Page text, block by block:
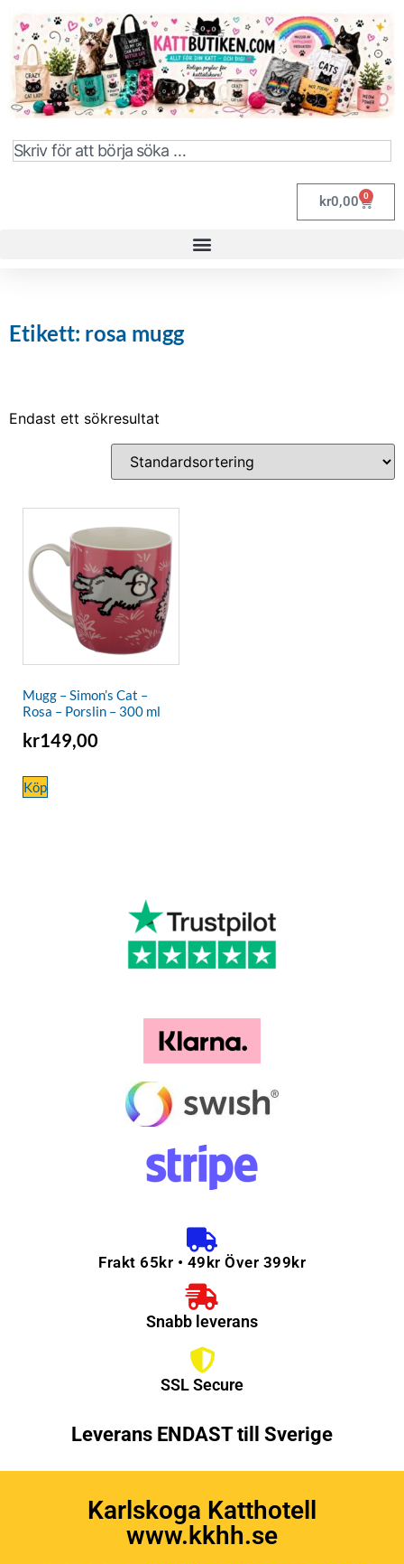
kr0,00 0
Etikett: rosa mugg
Endast ett sökresultat
Mugg – Simon’s Cat –
Rosa – Porslin – 300 ml
kr149,00
Köp
Frakt 65kr • 49kr Över 399kr
Snabb leverans
SSL Secure
Leverans ENDAST till Sverige
Karlskoga Katthotell
www.kkhh.se